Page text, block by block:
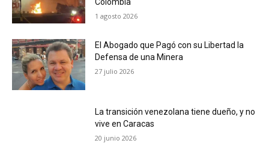
1 agosto 2026
El Abogado que Pagó con su Libertad la
Defensa de una Minera
27 julio 2026
La transición venezolana tiene dueño, y no
vive en Caracas
20 junio 2026